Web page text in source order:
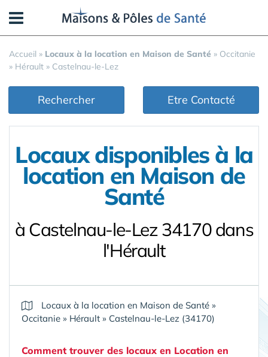
Accueil » Locaux à la location en Maison de Santé » Occitanie
» Hérault » Castelnau-le-Lez
Rechercher Etre Contacté
Locaux disponibles à la
location en Maison de
Santé
à Castelnau-le-Lez 34170 dans
l'Hérault
Locaux à la location en Maison de Santé »
Occitanie » Hérault » Castelnau-le-Lez (34170)
Comment trouver des locaux en Location en
Panneau de gestion des cookies